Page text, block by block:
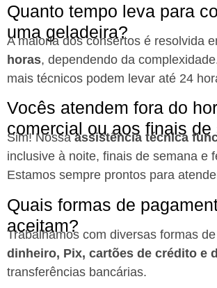
Quanto tempo leva para
uma geladeira?
A maioria dos consertos é resolvida
horas, dependendo da
mais técnicos podem levar até 24
Vocês atendem fora do
comercial ou aos finais de
Sim! Nossaassistência técnica
inclusive à noite, finais de semana e
Estamos sempre prontos para
Quais formas de
aceitam?
Trabalhamos com diversas formas
dinheiro, Pix, cartões de crédito e
transferências bancárias.